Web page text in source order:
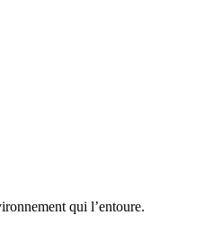
qui l’entoure.